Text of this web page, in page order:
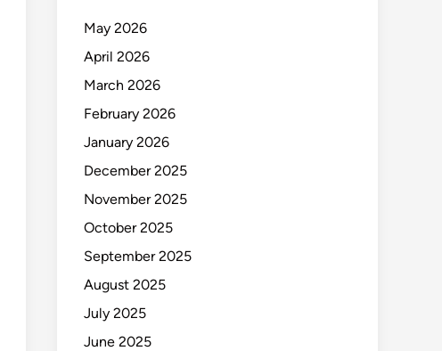
May 2026
April 2026
March 2026
February 2026
January 2026
December 2025
November 2025
October 2025
September 2025
August 2025
July 2025
June 2025